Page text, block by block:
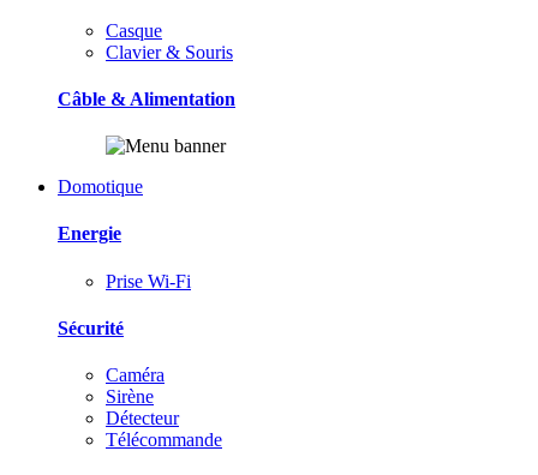
Casque
Clavier & Souris
Câble & Alimentation
Domotique
Energie
Prise Wi-Fi
Sécurité
Caméra
Sirène
Détecteur
Télécommande